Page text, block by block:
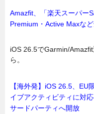
Amazfit、「楽天スーパー
Premium・Active Maxな
iOS 26.5でGarmin/
ら。
【海外発】iOS 26.5、EU
イブアクティビティに対
サードパーティへ開放